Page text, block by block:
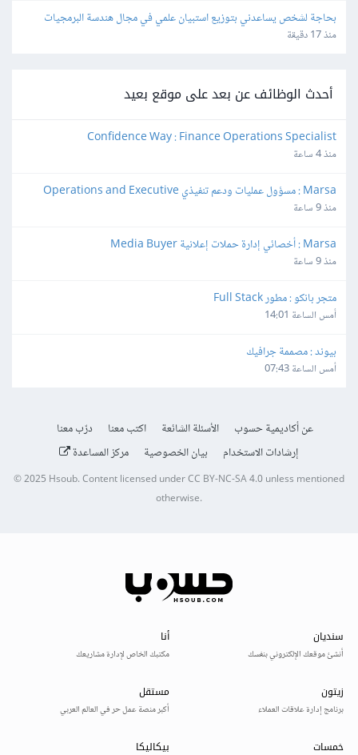
بحاجة لشخص يساعدني بتوزيع استبيان علمي في مجال هندسة البرمجيات
منذ 17 دقيقة
أحدث الوظائف عن بعد على موقع بعيد
Confidence Way : Finance Operations Specialist
منذ 4 ساعة
Support Lead
منذ 9 ساعة
Marsa : أخصائي إدارة حملات إعلانية Media Buyer
منذ 9 ساعة
متجر بانكو : مطور Full Stack
أمس الساعة 14:01
بيوند : مصممة جرافيك
أمس الساعة 07:43
عن أكاديمية حسوب الأسئلة الشائعة اكتب معنا
درّب معنا
إرشادات الاستخدام
بيان الخصوصية مركز المساعدة
© 2025 Hsoub.Content licensed underCC BY-NC-SA 4.0unless mentioned
otherwise.